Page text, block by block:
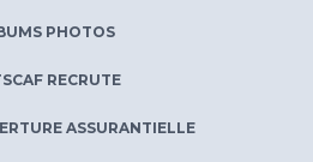
PHOTOS
RECRUTE
ASSURANTIELLE